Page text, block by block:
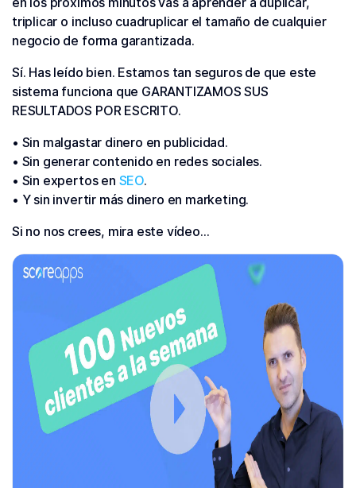
triplicar o incluso cuadruplicar el tamaño de cualquier
negocio de forma garantizada.
Sí. Has leído bien. Estamos tan seguros de que este
sistema funciona que GARANTIZAMOS SUS
RESULTADOS POR ESCRITO.
• Sin malgastar dinero en publicidad.
• Sin generar contenido en redes sociales.
• Sin expertos en SEO.
• Y sin invertir más dinero en marketing.
Si no nos crees, mira este vídeo…